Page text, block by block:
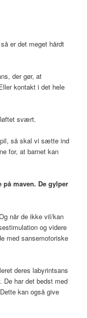
er det meget hårdt
der gør, at
kontakt i det hele
svært.
så skal vi sætte ind
for, at barnet kan
maven. De gylper
når de ikke vil/kan
og videre
med sansemotoriske
deres labyrintsans
De har det bedst med
kan også give